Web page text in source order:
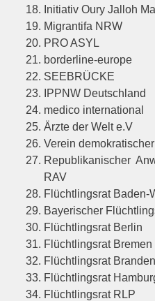
Initiativ Oury Jalloh
Migrantifa NRW
PRO ASYL
borderline-europe
SEEBRÜCKE
IPPNW Deutschland
medico international
Ärzte der Welt e.V
Verein
Republikanischer
RAV
Flüchtlingsrat Baden-
Bayerischer
Flüchtlingsrat Berlin
Flüchtlingsrat Bremen
Flüchtlingsrat
Flüchtlingsrat
Flüchtlingsrat RLP